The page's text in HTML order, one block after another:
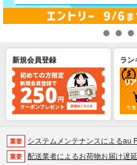
新規会員登録 ラン
重要 システムメンテナンスによるau
重要 配送業者によるお荷物お届け遅